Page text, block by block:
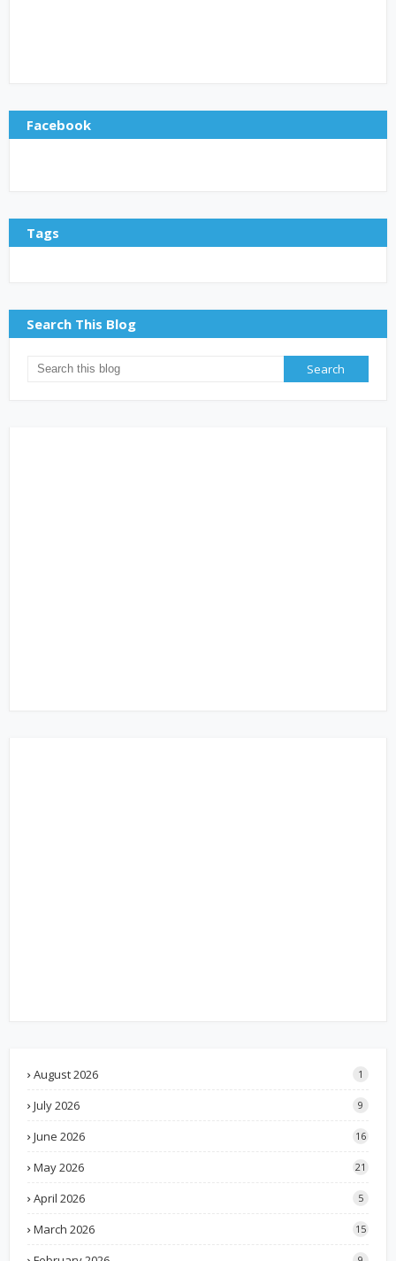
Facebook
Tags
Search This Blog
August 2026 1
July 2026 9
June 2026 16
May 2026 21
April 2026 5
March 2026 15